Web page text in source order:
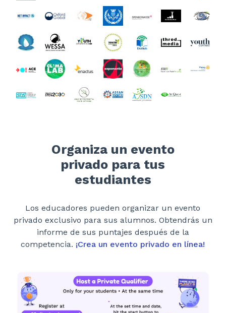
Organiza un evento
privado para tus
estudiantes
Los educadores pueden organizar un evento
privado exclusivo para sus alumnos. Obtendrás un
informe de sus puntajes después de la
competencia. ¡Crea un evento privado en línea!